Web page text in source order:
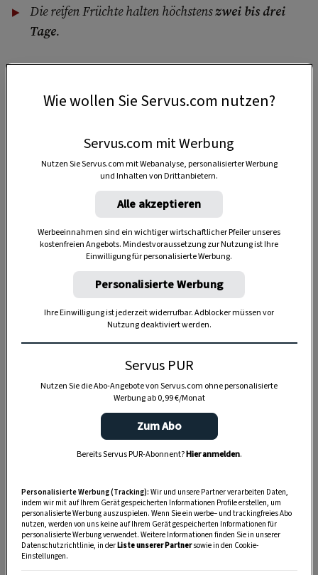
Die reifen Früchte halten höchstenszwei bis drei
Tage.
4 Portionen
25 Minuten
25 Minuten
Anzeige
Wie wollen Sie Servus.com nutzen?
Servus.com mit Werbung
Nutzen Sie Servus.com mit Webanalyse, personalisierter Werbung
und Inhalten von Drittanbietern.
Alle akzeptieren
Werbeeinnahmen sind ein wichtiger wirtschaftlicher Pfeiler unseres
kostenfreien Angebots. Mindestvoraussetzung zur Nutzung ist Ihre
Einwilligung für personalisierte Werbung.
Personalisierte Werbung
Ihre Einwilligung ist jederzeit widerrufbar. Adblocker müssen vor
Nutzung deaktiviert werden.
Servus PUR
Nutzen Sie die Abo-Angebote von Servus.com ohne personalisierte
Werbung ab 0,99 €/Monat
Zum Abo
Bereits Servus PUR-Abonnent?Hier anmelden.
Personalisierte Werbung (Tracking): Wir und unsere Partner verarbeiten Daten,
indem wir mit auf Ihrem Gerät gespeicherten Informationen Profile erstellen, um
personalisierte Werbung auszuspielen. Wenn Sie ein werbe– und trackingfreies Abo
nutzen, werden von uns keine auf Ihrem Gerät gespeicherten Informationen für
personalisierte Werbung verwendet. Weitere Informationen finden Sie in unserer
Datenschutzrichtlinie, in derListe unserer Partnersowie in den Cookie-
Einstellungen.